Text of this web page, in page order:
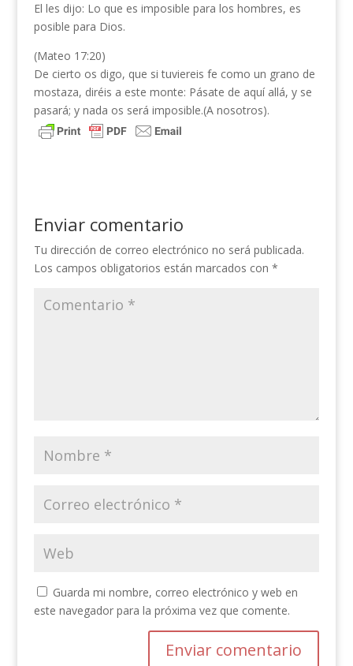
El les dijo: Lo que es imposible para los hombres, es
posible para Dios.
(Mateo 17:20)
De cierto os digo, que si tuviereis fe como un grano de
mostaza, diréis a este monte: Pásate de aquí allá, y se
pasará; y nada os será imposible.(A nosotros).
Enviar comentario
Tu dirección de correo electrónico no será publicada.
Los campos obligatorios están marcados con *
Guarda mi nombre, correo electrónico y web en
este navegador para la próxima vez que comente.